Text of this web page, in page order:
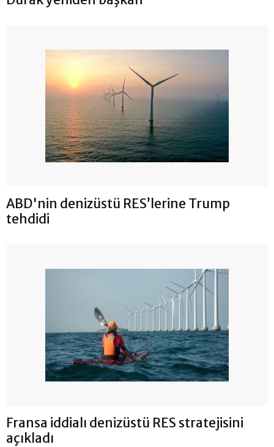
ABD'nin denizüstü RES’lerine Trump
tehdidi
Fransa iddialı denizüstü RES stratejisini
açıkladı